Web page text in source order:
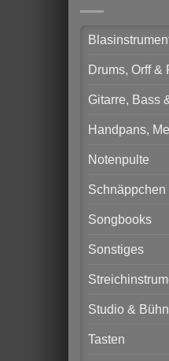
Drums, Orff &
Gitarre, Bass
Handpans,
Notenpulte
Schnäppchen
Songbooks
Sonstiges
Studio &
Tasten